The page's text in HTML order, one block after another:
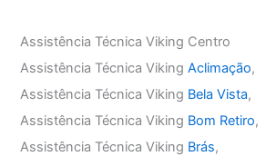
Assistência Técnica Viking Centro
Assistência Técnica VikingAclimação,
Assistência Técnica Viking Bela Vista,
Assistência Técnica Viking Bom Retiro,
Assistência Técnica Viking Brás,